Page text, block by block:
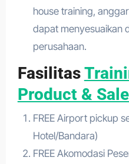
house training,
dapat menyesuaikan
perusahaan.
Fasilitas
Product &
FREE Airport pickup
Hotel/Bandara)
FREE Akomodasi